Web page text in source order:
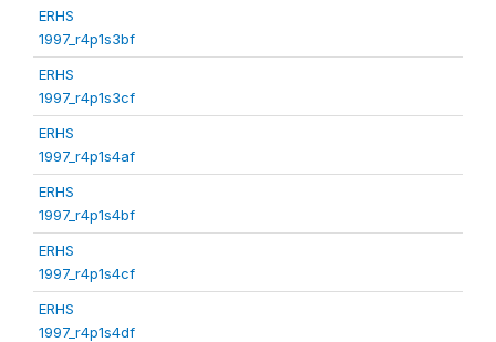
ERHS
1997_r4p1s3bf
ERHS
1997_r4p1s3cf
ERHS
1997_r4p1s4af
ERHS
1997_r4p1s4bf
ERHS
1997_r4p1s4cf
ERHS
1997_r4p1s4df